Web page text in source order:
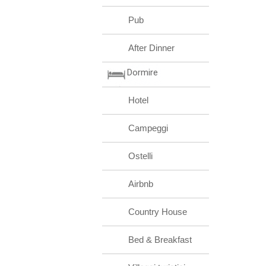
Pub
After Dinner
Dormire
Hotel
Campeggi
Ostelli
Airbnb
Country House
Bed & Breakfast